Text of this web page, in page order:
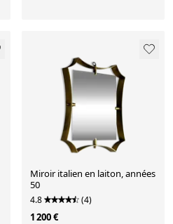
Miroir italien en laiton, années
50
4.8 (4)
1 200 €